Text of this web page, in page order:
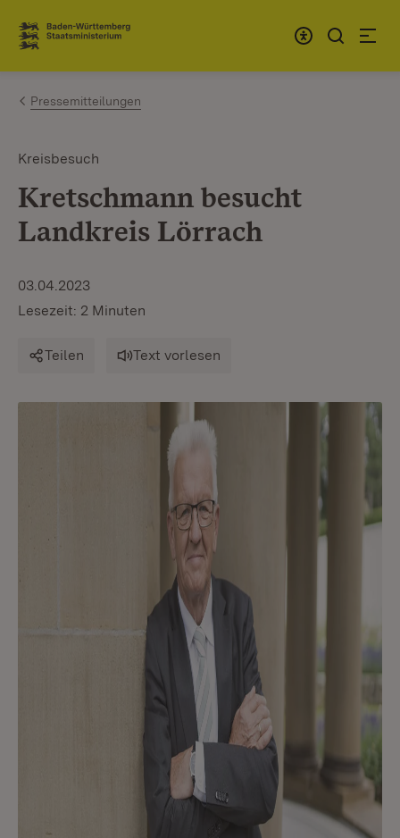
Zum Inhalt springen
Link zur Startseite
Pressemitteilungen
Kreisbesuch
Kretschmann besucht
Landkreis Lörrach
03.04.2023
Lesezeit: 2 Minuten
Teilen Text vorlesen